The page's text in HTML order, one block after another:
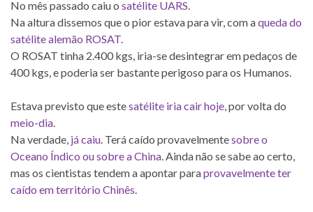
No mês passado caiu o satélite UARS.
Na altura dissemos que o pior estava para vir, com aqueda do
satélite alemão ROSAT.
O ROSAT tinha 2.400 kgs, iria-se desintegrar em pedaços de
400 kgs, e poderia ser bastante perigoso para os Humanos.
Estava previsto que estesatélite iria cair hoje, por volta do
meio-dia.
Na verdade, já caiu. Terá caído provavelmentesobre o
Oceano Índico ou sobre a China. Ainda não se sabe ao certo,
mas os cientistas tendem a apontar paraprovavelmente ter
caído em território Chinês.